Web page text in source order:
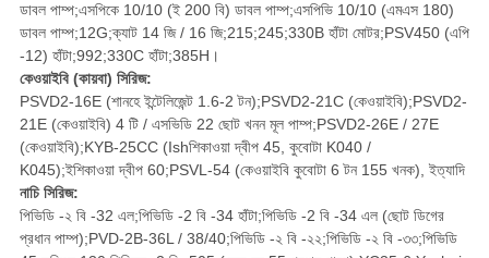
ডাবল পাম্প;এসপিকে 10/10 (ই 200 বি) ডাবল পাম্প;এসপিভি 10/10 (এমএস 180)
ডাবল পাম্প;12G;ক্যাট 14 জি / 16 জি;215;245;330B হাঁটা মোটর;PSV450 (এপি
-12) হাঁটা;992;330C হাঁটা;385H।
কেওয়াইবি (কায়বা) সিরিজ:
PSVD2-16E (শানহে ইন্টেলিজেন্ট 1.6-2 টন);PSVD2-21C (কেওয়াইবি);PSVD2-
21E (কেওয়াইবি) 4 টি / এসভিডি 22 ছোট খনন মূল পাম্প;PSVD2-26E / 27E
(কেওয়াইবি);KYB-25CC (Ishশিকাওয়া দ্বীপ 45, কুবোটা K040 /
K045);ইশিকাওয়া দ্বীপ 60;PSVL-54 (কেওয়াইবি কুবোটা 6 টন 155 খনক), ইত্যাদি
নাচি সিরিজ:
পিভিডি -২ বি -32 এল;পিভিডি -2 বি -34 হাঁটা;পিভিডি -2 বি -34 এল (ছোট ডিগের
প্রধান পাম্প);PVD-2B-36L / 38/40;পিভিডি -২ বি -২২;পিভিডি -২ বি -৩৩;পিভিডি